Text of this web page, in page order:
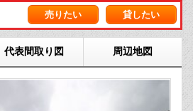
売りたい 貸したい
代表間取り図 周辺地図